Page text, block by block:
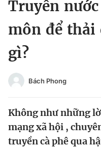
Chuyên mục
Chuyên mục khác
Chào ngày mới
Video
Đổi mật khẩu
Tin đã lưu
Đăng xuất
Truyền
môn để thải
gì?
Bách Phong
Không như những
mạng xã hội ,
truyền cà phê qua